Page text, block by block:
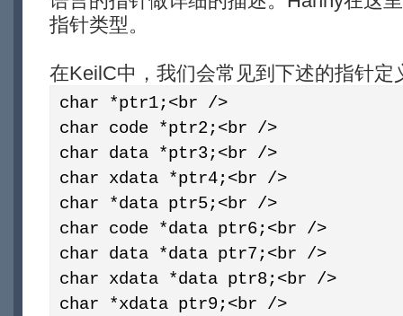
指针类型。
在KeilC中，我们会常见到下述的指针定
char *ptr1;<br />
char code *ptr2;<br />
char data *ptr3;<br />
char xdata *ptr4;<br />
char *data ptr5;<br />
char code *data ptr6;<br />
char data *data ptr7;<br />
char xdata *data ptr8;<br />
char *xdata ptr9;<br />